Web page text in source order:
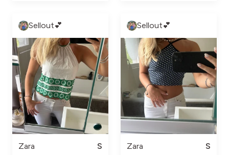
Sellout💕
Zara
S
Sellout💕
Zara
S